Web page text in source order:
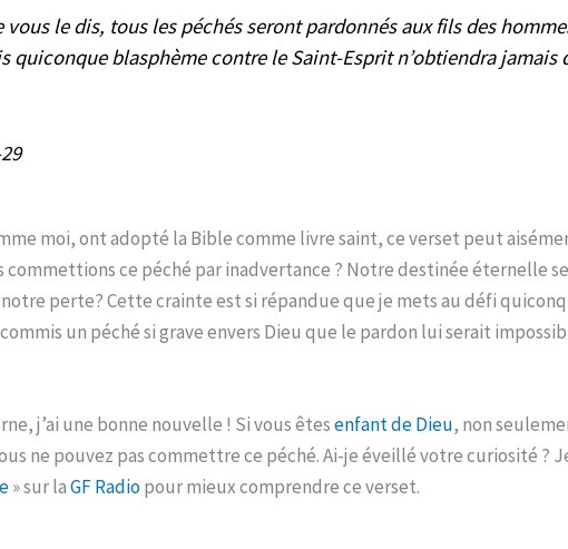
vous le dis, tous les péchés seront pardonnés aux fils des
quiconque blasphème contre le Saint-Esprit n’obtiendra jamais
moi, ont adopté la Bible comme livre saint, ce verset peut
commettions ce péché par inadvertance ? Notre destinée éternelle
perte? Cette crainte est si répandue que je mets au défi
un péché si grave envers Dieu que le pardon lui serait
j’ai une bonne nouvelle ! Si vous êtesenfant de Dieu, non
ne pouvez pas commettre ce péché. Ai-je éveillé votre curiosité ?
» sur laGF Radiopour mieux comprendre ce verset.